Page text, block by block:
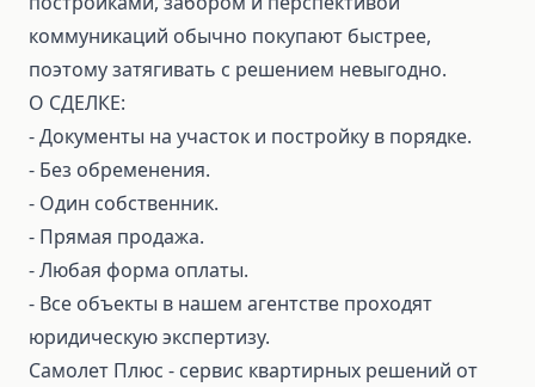
коммуникаций обычно покупают быстрее,
поэтому затягивать с решением невыгодно.
О СДЕЛКЕ:
⁃ Документы на участок и постройку в порядке.
⁃ Без обременения.
⁃ Один собственник.
⁃ Прямая продажа.
⁃ Любая форма оплаты.
⁃ Все объекты в нашем агентстве проходят
юридическую экспертизу.
Самолет Плюс - сервис квартирных решений от